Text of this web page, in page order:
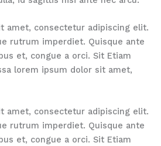
amet, consectetur adipiscing elit.
rutrum imperdiet. Quisque ante
et, congue a orci. Sit Etiam
lorem ipsum dolor sit amet,
amet, consectetur adipiscing elit.
rutrum imperdiet. Quisque ante
et, congue a orci. Sit Etiam